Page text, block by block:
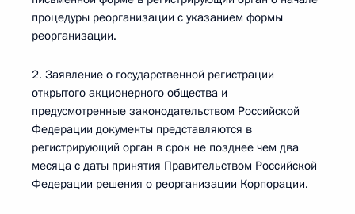
процедуры реорганизации с указанием формы
реорганизации.
2. Заявление о государственной регистрации
открытого акционерного общества и
предусмотренные законодательством Российской
Федерации документы представляются в
регистрирующий орган в срок не позднее чем два
месяца с даты принятия Правительством Российской
Федерации решения о реорганизации Корпорации.